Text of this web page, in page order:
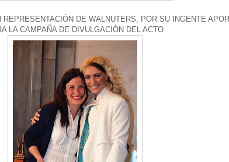
DE WALNUTERS, POR SU INGENTE
LA CAMPAÑA DE DIVULGACIÓN DEL ACTO